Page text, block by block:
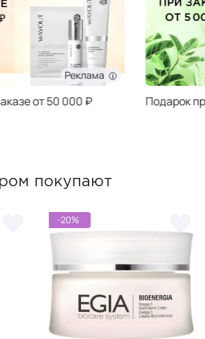
Реклама
от 50 000 ₽ Подарок при
покупают
-20%